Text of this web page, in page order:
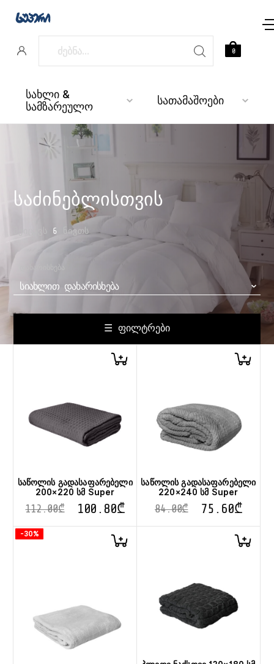
სახლი &
სამზარეულო სათამაშოები
0
საძინებლისთვის
6 ᲜᲘᲕᲗᲡ
ᲓᲐᲮᲐᲠᲘᲡᲮᲔᲑᲐ
ᲡᲘᲐᲮᲚᲘᲗ ᲓᲐᲮᲐᲠᲘᲡᲮᲔᲑᲐ
☰ ᲤᲘᲚᲢᲠᲔᲑᲘ
საწოლის გადასაფარებელი
200×220 სმ Super
112.00₾ 100.80₾
საწოლის გადასაფარებელი
220×240 სმ Super
84.00₾ 75.60₾
-30%